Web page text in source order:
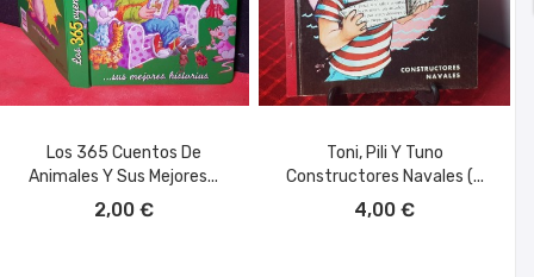
Los 365 Cuentos De
Animales Y Sus Mejores...
2,00 €
Toni, Pili Y Tuno
Constructores Navales (...
4,00 €